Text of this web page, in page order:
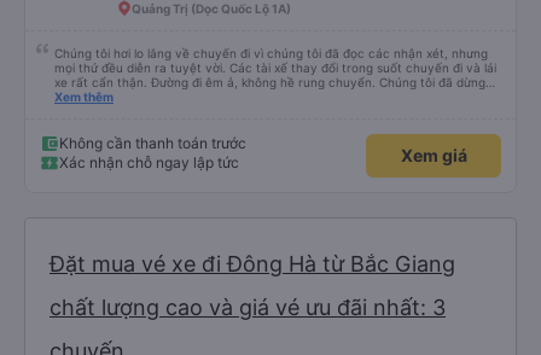
Quảng Trị (Dọc Quốc Lộ 1A)
Chúng tôi hơi lo lắng về chuyến đi vì chúng tôi đã đọc các nhận xét, nhưng
mọi thứ đều diễn ra tuyệt vời. Các tài xế thay đổi trong suốt chuyến đi và lái
xe rất cẩn thận. Đường đi êm ả, không hề rung chuyển. Chúng tôi đã dừng
đủ số lần để đi vệ sinh và dừng lại để ăn tối. Nhìn chung, ghế ngồi có thể hơi
Xem thêm
Không cần thanh toán trước
Xác nhận chỗ ngay lập tức
Xem giá
Đặt mua vé xe đi Đông Hà từ Bắc Giang
chất lượng cao và giá vé ưu đãi nhất: 3